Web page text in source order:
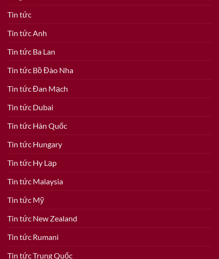
Tin tức
Tin tức Anh
Tin tức Ba Lan
Tin tức Bồ Đào Nha
Tin tức Đan Mạch
Tin tức Dubai
Tin tức Hàn Quốc
Tin tức Hungary
Tin tức Hy Lạp
Tin tức Malaysia
Tin tức Mỹ
Tin tức New Zealand
Tin tức Rumani
Tin tức Trung Quốc